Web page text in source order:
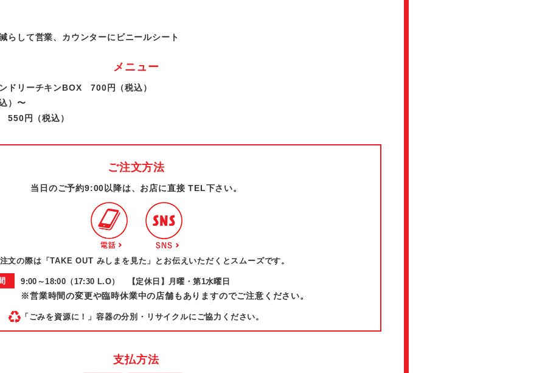
らして営業、カウンターにビニールシート
メニュー
ドリーチキンBOX 700円（税込）
）〜
550円（税込）
ご注文方法
当日のご予約9:00以降は、お店に直接 TEL下さい。
文の際は「TAKE OUT みしまを見た」とお伝えいただくとスムーズです。
9:00～18:00（17:30 L.O） 【定休日】月曜・第1水曜日
※営業時間の変更や臨時休業中の店舗もありますのでご注意ください。
「ごみを資源に！」容器の分別・リサイクルにご協力ください。
支払方法